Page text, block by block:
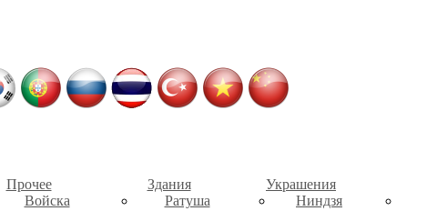
Прочее
Войска
Здания
Ратуша
Украшения
Ниндзя